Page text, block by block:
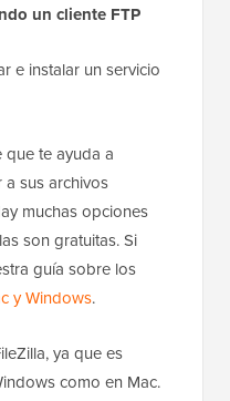
un cliente FTP
e instalar un servicio
que te ayuda a
sus archivos
muchas opciones
son gratuitas. Si
guía sobre los
y Windows.
ya que es
como en Mac.